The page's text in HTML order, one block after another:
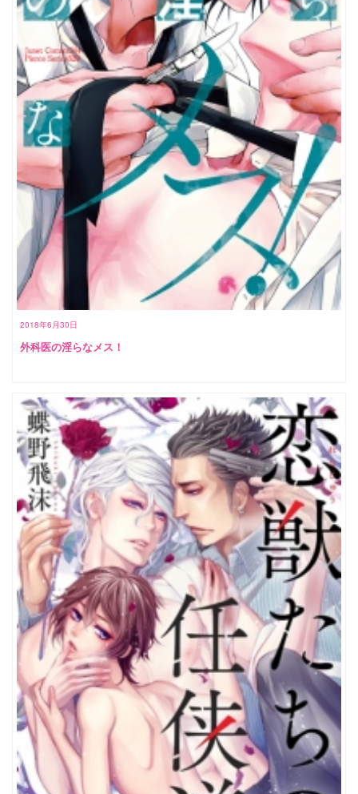
2018年6月30日
外科医の淫らなメス！